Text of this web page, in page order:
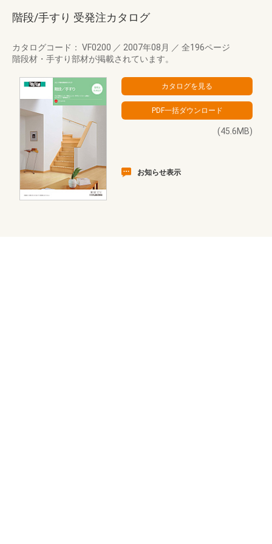
階段/手すり 受発注カタログ
カタログコード： VF0200 ／ 2007年08月 ／ 全196ページ
階段材・手すり部材が掲載されています。
(45.6MB)
お知らせ表示